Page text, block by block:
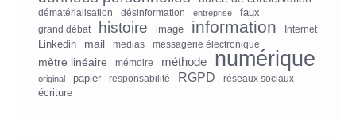
dématérialisation désinformation entreprise faux
grand débat histoire image information Internet
Linkedin mail medias messagerie électronique
mètre linéaire mémoire méthode numérique
original papier responsabilité RGPD réseaux sociaux
écriture